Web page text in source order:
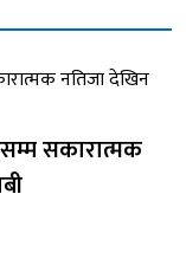
सकारात्मक